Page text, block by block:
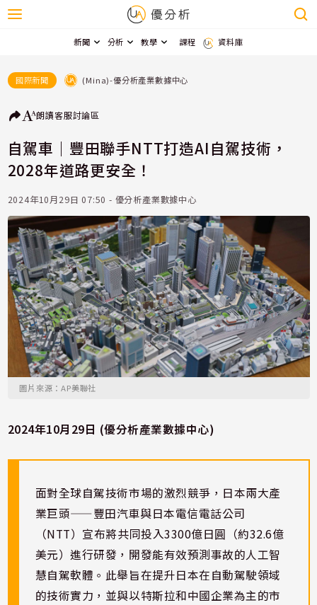
新聞 分析 教學 課程 資料庫
國際新聞 (Mina)-優分析產業數據中心
朗讀客服討論區
自駕車｜豐田聯手NTT打造AI自駕技術，
2028年道路更安全！
2024年10月29日 07:50 - 優分析產業數據中心
圖片來源：AP美聯社
2024年10月29日 (優分析產業數據中心)
面對全球自駕技術市場的激烈競爭，日本兩大產
業巨頭——豐田汽車與日本電信電話公司
（NTT）宣布將共同投入3300億日圓（約32.6億
美元）進行研發，開發能有效預測事故的人工智
慧自駕軟體。此舉旨在提升日本在自動駕駛領域
的技術實力，並與以特斯拉和中國企業為主的市